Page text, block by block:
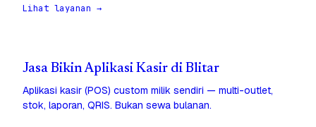
Lihat layanan →
Jasa Bikin Aplikasi Kasir di Blitar
Aplikasi kasir (POS) custom milik sendiri — multi-outlet,
stok, laporan, QRIS. Bukan sewa bulanan.